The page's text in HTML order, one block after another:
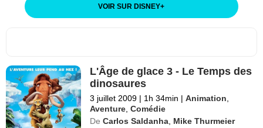
VOIR SUR DISNEY+
L'Âge de glace 3 - Le Temps des
dinosaures
3 juillet 2009 | 1h 34min | Animation,
Aventure,Comédie
De Carlos Saldanha, Mike Thurmeier